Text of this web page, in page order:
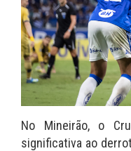
No Mineirão, o
significativa ao